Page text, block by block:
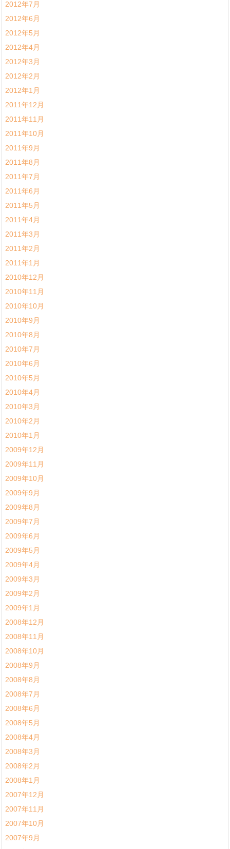
2012年7月
2012年6月
2012年5月
2012年4月
2012年3月
2012年2月
2012年1月
2011年12月
2011年11月
2011年10月
2011年9月
2011年8月
2011年7月
2011年6月
2011年5月
2011年4月
2011年3月
2011年2月
2011年1月
2010年12月
2010年11月
2010年10月
2010年9月
2010年8月
2010年7月
2010年6月
2010年5月
2010年4月
2010年3月
2010年2月
2010年1月
2009年12月
2009年11月
2009年10月
2009年9月
2009年8月
2009年7月
2009年6月
2009年5月
2009年4月
2009年3月
2009年2月
2009年1月
2008年12月
2008年11月
2008年10月
2008年9月
2008年8月
2008年7月
2008年6月
2008年5月
2008年4月
2008年3月
2008年2月
2008年1月
2007年12月
2007年11月
2007年10月
2007年9月